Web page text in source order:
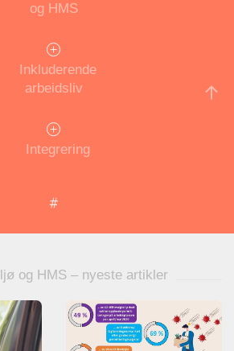
og HMS
Inkluderende
arbeidsliv
Integrering
og HMS – nyeste artikler